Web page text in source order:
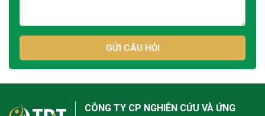
GỬI CÂU HỎI
CÔNG TY CP NGHIÊN CỨU VÀ ỨNG